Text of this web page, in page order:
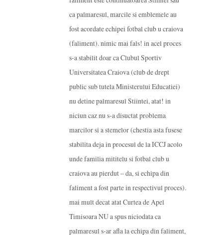
ca palmaresul, marcile si emblemele au
fost acordate echipei fotbal club u craiova
(faliment). nimic mai fals! in acel proces
s-a stabilit doar ca Clubul Sportiv
Universitatea Craiova (club de drept
public sub tutela Ministerului Educatiei)
nu detine palmaresul Stiintei, atat! in
niciun caz nu s-a disuctat problema
marcilor si a stemelor (chestia asta fusese
stabilita deja in procesul de la ICCJ acolo
unde familia mititelu si fotbal club u
craiova au pierdut – da, si echipa din
faliment a fost parte in respectivul proces).
mai mult decat atat Curtea de Apel
Timisoara NU a spus niciodata ca
palmaresul s-ar afla la echipa din faliment,